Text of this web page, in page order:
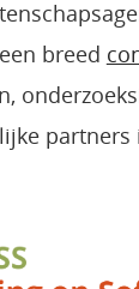
breed
partners